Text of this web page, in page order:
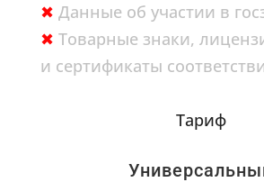
✖ Данные об участии в
✖ Товарные знаки,
и сертификаты
Тариф